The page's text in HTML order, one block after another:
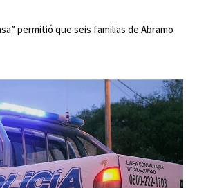
permitió que seis familias de Abramo